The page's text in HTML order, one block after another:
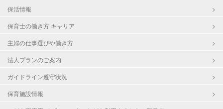
保活情報
保育士の働き方 キャリア
主婦の仕事選びや働き方
法人プランのご案内
ガイドライン遵守状況
保育施設情報